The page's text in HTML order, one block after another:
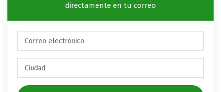
directamente en tu correo